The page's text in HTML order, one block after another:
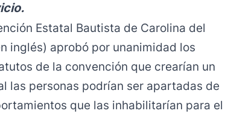
Estatal Bautista de Carolina del
inglés) aprobó por unanimidad los
de la convención que crearían un
las personas podrían ser apartadas de
que las inhabilitarían para el